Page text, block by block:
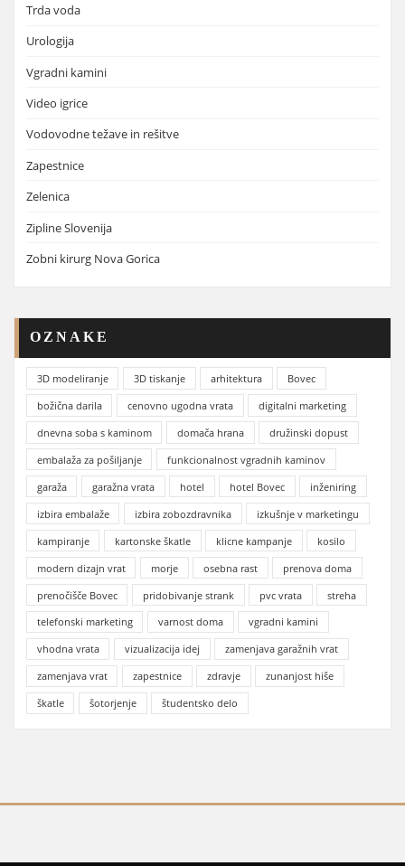
Trda voda
Urologija
Vgradni kamini
Video igrice
Vodovodne težave in rešitve
Zapestnice
Zelenica
Zipline Slovenija
Zobni kirurg Nova Gorica
OZNAKE
3D modeliranje 3D tiskanje arhitektura
Bovec
božična darila
cenovno ugodna vrata
digitalni marketing
dnevna soba s kaminom
domača hrana
družinski dopust
embalaža za pošiljanje
funkcionalnost vgradnih kaminov
garaža
garažna vrata hotel hotel Bovec
inženiring
izbira embalaže
izbira zobozdravnika
izkušnje v marketingu
kampiranje
kartonske škatle klicne kampanje
kosilo
modern dizajn vrat
morje osebna rast
prenova doma
prenočišče Bovec
pridobivanje strank pvc vrata
streha
telefonski marketing
varnost doma
vgradni kamini
vhodna vrata
vizualizacija idej
zamenjava garažnih vrat
zamenjava vrat
zapestnice zdravje
zunanjost hiše
škatle
šotorjenje študentsko delo